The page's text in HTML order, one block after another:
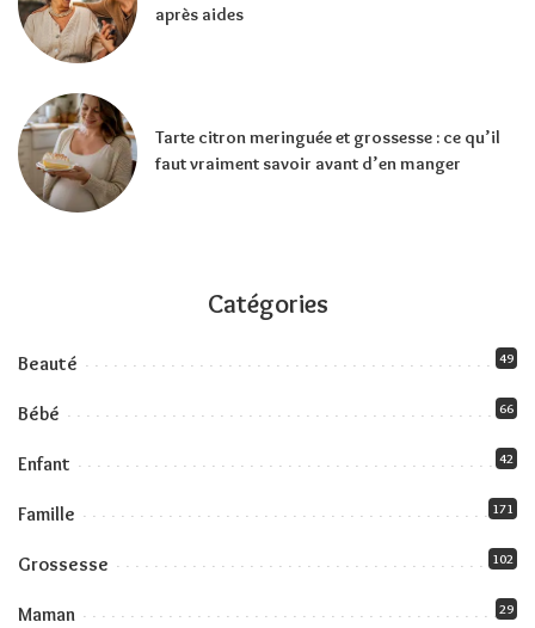
après aides
Tarte citron meringuée et grossesse : ce qu’il
faut vraiment savoir avant d’en manger
Catégories
Beauté 49
Bébé 66
Enfant 42
Famille 171
Grossesse 102
Maman 29